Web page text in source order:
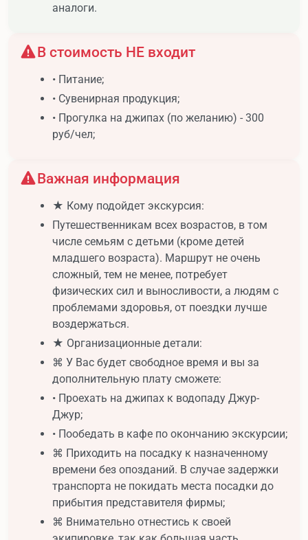
аналоги.
В стоимость НЕ входит
• Питание;
• Сувенирная продукция;
• Прогулка на джипах (по желанию) - 300
руб/чел;
Важная информация
★ Кому подойдет экскурсия:
Путешественникам всех возрастов, в том
числе семьям с детьми (кроме детей
младшего возраста). Маршрут не очень
сложный, тем не менее, потребует
физических сил и выносливости, а людям с
проблемами здоровья, от поездки лучше
воздержаться.
★ Организационные детали:
⌘ У Вас будет свободное время и вы за
дополнительную плату сможете:
• Проехать на джипах к водопаду Джур-
Джур;
• Пообедать в кафе по окончанию экскурсии;
⌘ Приходить на посадку к назначенному
времени без опозданий. В случае задержки
транспорта не покидать места посадки до
прибытия представителя фирмы;
⌘ Внимательно отнестись к своей